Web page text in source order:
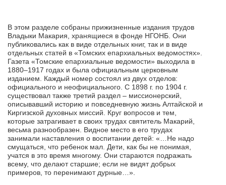
В этом разделе собраны прижизненные издания трудов
Владыки Макария, хранящиеся в фонде НГОНБ. Они
публиковались как в виде отдельных книг, так и в виде
отдельных статей в «Томских епархиальных ведомостях».
Газета «Томские епархиальные ведомости» выходила в
1880–1917 годах и была официальным церковным
изданием. Каждый номер состоял из двух отделов:
официального и неофициального. С 1898 г. по 1904 г.
существовал также третий раздел – миссионерский,
описывавший историю и повседневную жизнь Алтайской и
Киргизской духовных миссий. Круг вопросов и тем,
которые затрагивает в своих трудах святитель Макарий,
весьма разнообразен. Видное место в его трудах
занимали наставления о воспитании детей: «…Не надо
смущаться, что ребенок мал. Дети, как бы не понимая,
учатся в это время многому. Они стараются подражать
всему, что делают старшие; если не видят добрых
примеров, то перенимают дурные…».